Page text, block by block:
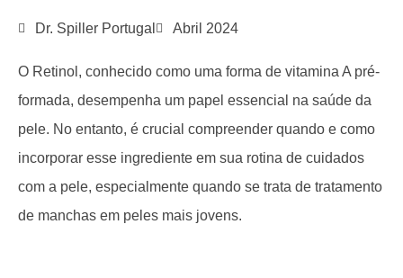
Dr. Spiller Portugal Abril 2024
O Retinol, conhecido como uma forma de vitamina A pré-
formada, desempenha um papel essencial na saúde da
pele. No entanto, é crucial compreender quando e como
incorporar esse ingrediente em sua rotina de cuidados
com a pele, especialmente quando se trata de tratamento
de manchas em peles mais jovens.